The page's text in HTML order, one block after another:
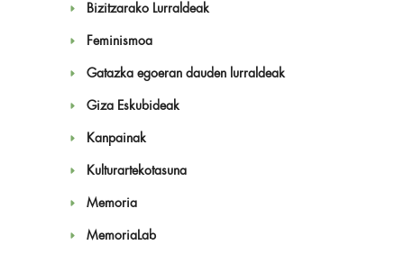
Bizitzarako Lurraldeak
Feminismoa
Gatazka egoeran dauden lurraldeak
Giza Eskubideak
Kanpainak
Kulturartekotasuna
Memoria
MemoriaLab